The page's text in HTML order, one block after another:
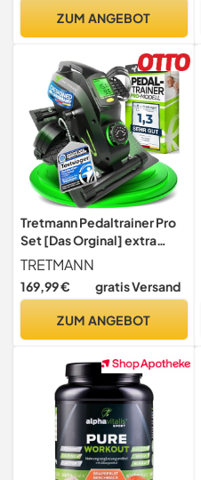
Rennstrecke
ZUM ANGEBOT
Tretmann Pedaltrainer Pro
Set [Das Orginal] extra
Leise & gelenkschonend +
Anti-Rutsch-Matte &
Befestigungsband -DEKRA
Senioren Heimtrainer
tischfahrrad
TRETMANN
169,99 € gratis Versand
ZUM ANGEBOT